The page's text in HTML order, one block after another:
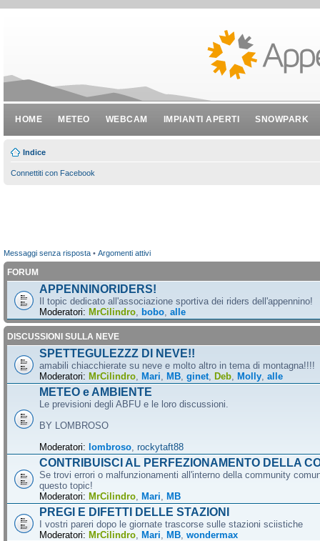
HOME METEO WEBCAM IMPIANTI APERTI SNOWPARK
Indice
Connettiti con Facebook
Messaggi senza risposta • Argomenti attivi
FORUM
APPENNINORIDERS!
Il topic dedicato all'associazione sportiva dei riders dell'appennino!
Moderatori: MrCilindro bobo alle
DISCUSSIONI SULLA NEVE
SPETTEGULEZZZ DI NEVE!!
amabili chiacchierate su neve e molto altro in tema di montagna!!!!
Moderatori: MrCilindro Mari MB ginet Deb Molly alle
METEO e AMBIENTE
Le previsioni degli ABFU e le loro discussioni.
BY LOMBROSO
Moderatori: lombroso rockytaft88
CONTRIBUISCI AL PERFEZIONAMENTO DELLA
Se trovi errori o malfunzionamenti all'interno della community
questo topic!
Moderatori: MrCilindro Mari MB
PREGI E DIFETTI DELLE STAZIONI
I vostri pareri dopo le giornate trascorse sulle stazioni sciistiche
Moderatori: MrCilindro Mari MB wondermax